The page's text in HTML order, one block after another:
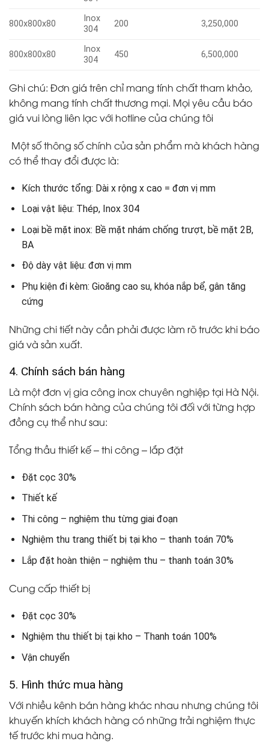
800x800x80
Inox
304
200 3,250,000
800x800x80
Inox
304
450 6,500,000
Ghi chú: Đơn giá trên chỉ mang tính chất tham khảo,
không mang tính chất thương mại. Mọi yêu cầu báo
giá vui lòng liên lạc với hotline của chúng tôi
Một số thông số chính của sản phẩm mà khách hàng
có thể thay đổi được là:
Kích thước tổng: Dài x rộng x cao = đơn vị mm
Loại vật liệu: Thép, Inox 304
Loại bề mặt inox: Bề mặt nhám chống trượt, bề mặt 2B,
BA
Độ dày vật liệu: đơn vị mm
Phụ kiện đi kèm: Gioăng cao su, khóa nắp bể, gân tăng
cứng
Những chi tiết này cần phải được làm rõ trước khi báo
giá và sản xuất.
4. Chính sách bán hàng
Là một đơn vị gia công inox chuyên nghiệp tại Hà Nội.
Chính sách bán hàng của chúng tôi đối với từng hợp
đồng cụ thể như sau:
Tổng thầu thiết kế – thi công – lắp đặt
Đặt cọc 30%
Thiết kế
Thi công – nghiệm thu từng giai đoạn
Nghiệm thu trang thiết bị tại kho – thanh toán 70%
Lắp đặt hoàn thiện – nghiệm thu – thanh toán 30%
Cung cấp thiết bị
Đặt cọc 30%
Nghiệm thu thiết bị tại kho – Thanh toán 100%
Vận chuyển
5. Hình thức mua hàng
Với nhiều kênh bán hàng khác nhau nhưng chúng tôi
khuyến khích khách hàng có những trải nghiệm thực
tế trước khi mua hàng.